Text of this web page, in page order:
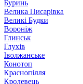
Буринь
Велика Писарівка
Великі Будки
Вороніж
Глинськ
Глухів
Іволжанське
Конотоп
Краснопілля
Кролевець